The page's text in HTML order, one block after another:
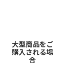
大型商品をご
購入される場
合